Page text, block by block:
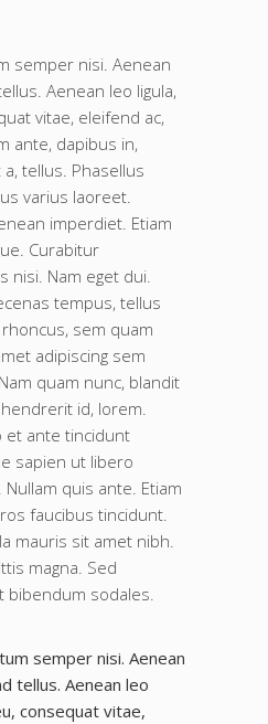
semper nisi. Aenean
Aenean leo ligula,
vitae, eleifend ac,
ante, dapibus in,
tellus. Phasellus
varius laoreet.
imperdiet. Etiam
Curabitur
nisi. Nam eget dui.
tempus, tellus
sem quam
adipiscing sem
quam nunc, blandit
id, lorem.
et ante tincidunt
sapien ut libero
quis ante. Etiam
faucibus tincidunt.
mauris sit amet nibh.
magna. Sed
bibendum sodales.
semper nisi. Aenean
tellus. Aenean leo
consequat vitae,